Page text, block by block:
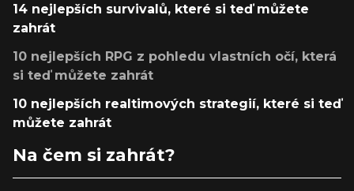
14 nejlepších survivalů, které si teď můžete
zahrát
10 nejlepších RPG z pohledu vlastních očí, která
si teď můžete zahrát
10 nejlepších realtimových strategií, které si teď
můžete zahrát
Na čem si zahrát?